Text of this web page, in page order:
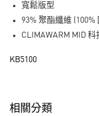
LINE Pay
每筆NT$80，滿
寬鬆版型
93% 聚酯纖維
CLIMAWARM MID 科
KB5100
相關分類